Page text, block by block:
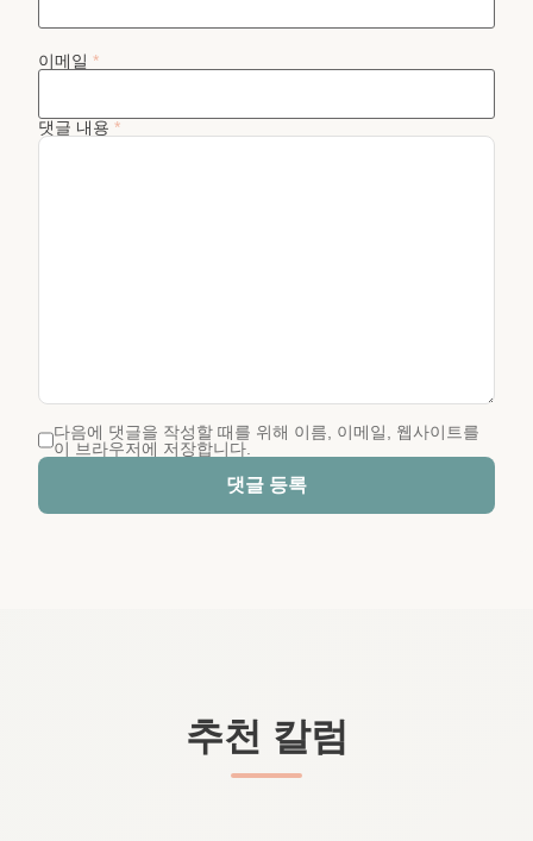
이메일 *
댓글 내용 *
다음에 댓글을 작성할 때를 위해 이름, 이메일, 웹사이트를
이 브라우저에 저장합니다.
댓글 등록
추천 칼럼